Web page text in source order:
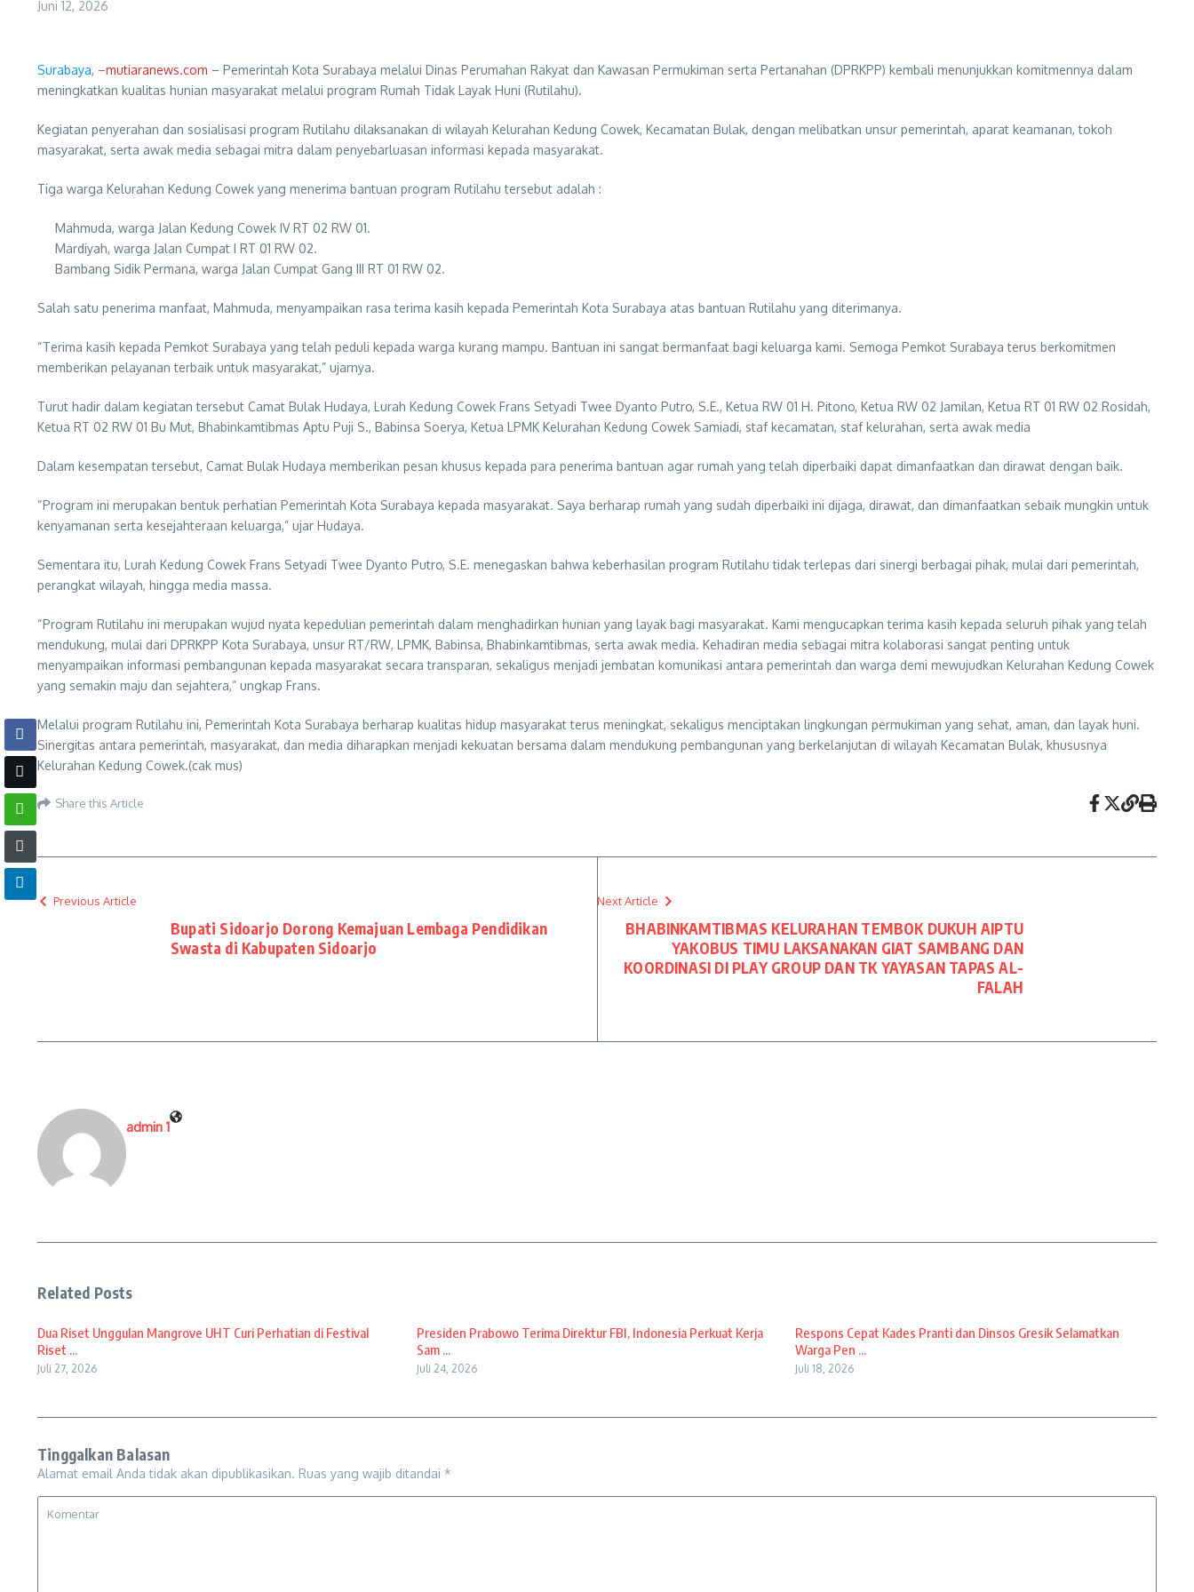
Juni 12, 2026
Surabaya, –mutiaranews.com – Pemerintah Kota Surabaya melalui Dinas Perumahan Rakyat dan Kawasan Permukiman serta Pertanahan (DPRKPP) kembali menunjukkan komitmennya dalam
meningkatkan kualitas hunian masyarakat melalui program Rumah Tidak Layak Huni (Rutilahu).
Kegiatan penyerahan dan sosialisasi program Rutilahu dilaksanakan di wilayah Kelurahan Kedung Cowek, Kecamatan Bulak, dengan melibatkan unsur pemerintah, aparat keamanan, tokoh
masyarakat, serta awak media sebagai mitra dalam penyebarluasan informasi kepada masyarakat.
Tiga warga Kelurahan Kedung Cowek yang menerima bantuan program Rutilahu tersebut adalah :
Mahmuda, warga Jalan Kedung Cowek IV RT 02 RW 01.
Mardiyah, warga Jalan Cumpat I RT 01 RW 02.
Bambang Sidik Permana, warga Jalan Cumpat Gang III RT 01 RW 02.
Salah satu penerima manfaat, Mahmuda, menyampaikan rasa terima kasih kepada Pemerintah Kota Surabaya atas bantuan Rutilahu yang diterimanya.
“Terima kasih kepada Pemkot Surabaya yang telah peduli kepada warga kurang mampu. Bantuan ini sangat bermanfaat bagi keluarga kami. Semoga Pemkot Surabaya terus berkomitmen
memberikan pelayanan terbaik untuk masyarakat,” ujarnya.
Turut hadir dalam kegiatan tersebut Camat Bulak Hudaya, Lurah Kedung Cowek Frans Setyadi Twee Dyanto Putro, S.E., Ketua RW 01 H. Pitono, Ketua RW 02 Jamilan, Ketua RT 01 RW 02 Rosidah,
Ketua RT 02 RW 01 Bu Mut, Bhabinkamtibmas Aptu Puji S., Babinsa Soerya, Ketua LPMK Kelurahan Kedung Cowek Samiadi, staf kecamatan, staf kelurahan, serta awak media
Dalam kesempatan tersebut, Camat Bulak Hudaya memberikan pesan khusus kepada para penerima bantuan agar rumah yang telah diperbaiki dapat dimanfaatkan dan dirawat dengan baik.
“Program ini merupakan bentuk perhatian Pemerintah Kota Surabaya kepada masyarakat. Saya berharap rumah yang sudah diperbaiki ini dijaga, dirawat, dan dimanfaatkan sebaik mungkin untuk
kenyamanan serta kesejahteraan keluarga,” ujar Hudaya.
Sementara itu, Lurah Kedung Cowek Frans Setyadi Twee Dyanto Putro, S.E. menegaskan bahwa keberhasilan program Rutilahu tidak terlepas dari sinergi berbagai pihak, mulai dari pemerintah,
perangkat wilayah, hingga media massa.
“Program Rutilahu ini merupakan wujud nyata kepedulian pemerintah dalam menghadirkan hunian yang layak bagi masyarakat. Kami mengucapkan terima kasih kepada seluruh pihak yang telah
mendukung, mulai dari DPRKPP Kota Surabaya, unsur RT/RW, LPMK, Babinsa, Bhabinkamtibmas, serta awak media. Kehadiran media sebagai mitra kolaborasi sangat penting untuk
menyampaikan informasi pembangunan kepada masyarakat secara transparan, sekaligus menjadi jembatan komunikasi antara pemerintah dan warga demi mewujudkan Kelurahan Kedung Cowek
yang semakin maju dan sejahtera,” ungkap Frans.
Melalui program Rutilahu ini, Pemerintah Kota Surabaya berharap kualitas hidup masyarakat terus meningkat, sekaligus menciptakan lingkungan permukiman yang sehat, aman, dan layak huni.
Sinergitas antara pemerintah, masyarakat, dan media diharapkan menjadi kekuatan bersama dalam mendukung pembangunan yang berkelanjutan di wilayah Kecamatan Bulak, khususnya
Kelurahan Kedung Cowek.(cak mus)
Share this Article
Previous Article
Bupati Sidoarjo Dorong Kemajuan Lembaga Pendidikan
Swasta di Kabupaten Sidoarjo
Next Article
BHABINKAMTIBMAS KELURAHAN TEMBOK DUKUH AIPTU
YAKOBUS TIMU LAKSANAKAN GIAT SAMBANG DAN
KOORDINASI DI PLAY GROUP DAN TK YAYASAN TAPAS AL-
FALAH
admin 1
Related Posts
Dua Riset Unggulan Mangrove UHT Curi Perhatian di Festival
Riset ...
Juli 27, 2026
Presiden Prabowo Terima Direktur FBI, Indonesia Perkuat Kerja
Sam ...
Juli 24, 2026
Respons Cepat Kades Pranti dan Dinsos Gresik Selamatkan
Warga Pen ...
Juli 18, 2026
Tinggalkan Balasan
Alamat email Anda tidak akan dipublikasikan. Ruas yang wajib ditandai *